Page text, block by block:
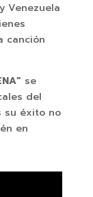
Venezuela
canción
se
del
su éxito no
en